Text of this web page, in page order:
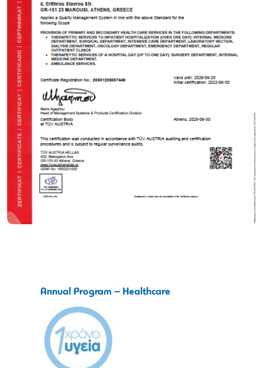
Annual Program – Healthcare